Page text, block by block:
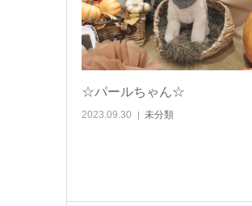
☆パールちゃん☆
2023.09.30 未分類